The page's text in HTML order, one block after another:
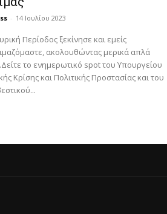
- 14 Ιουλίου 2023
Περίοδος ξεκίνησε και εμείς
ακολουθώντας μερικά απλά
το ενημερωτικό spot του Υπουργείου
Κρίσης και Πολιτικής Προστασίας και του